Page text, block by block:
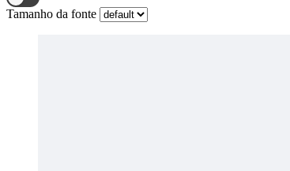
Tamanho da fonte